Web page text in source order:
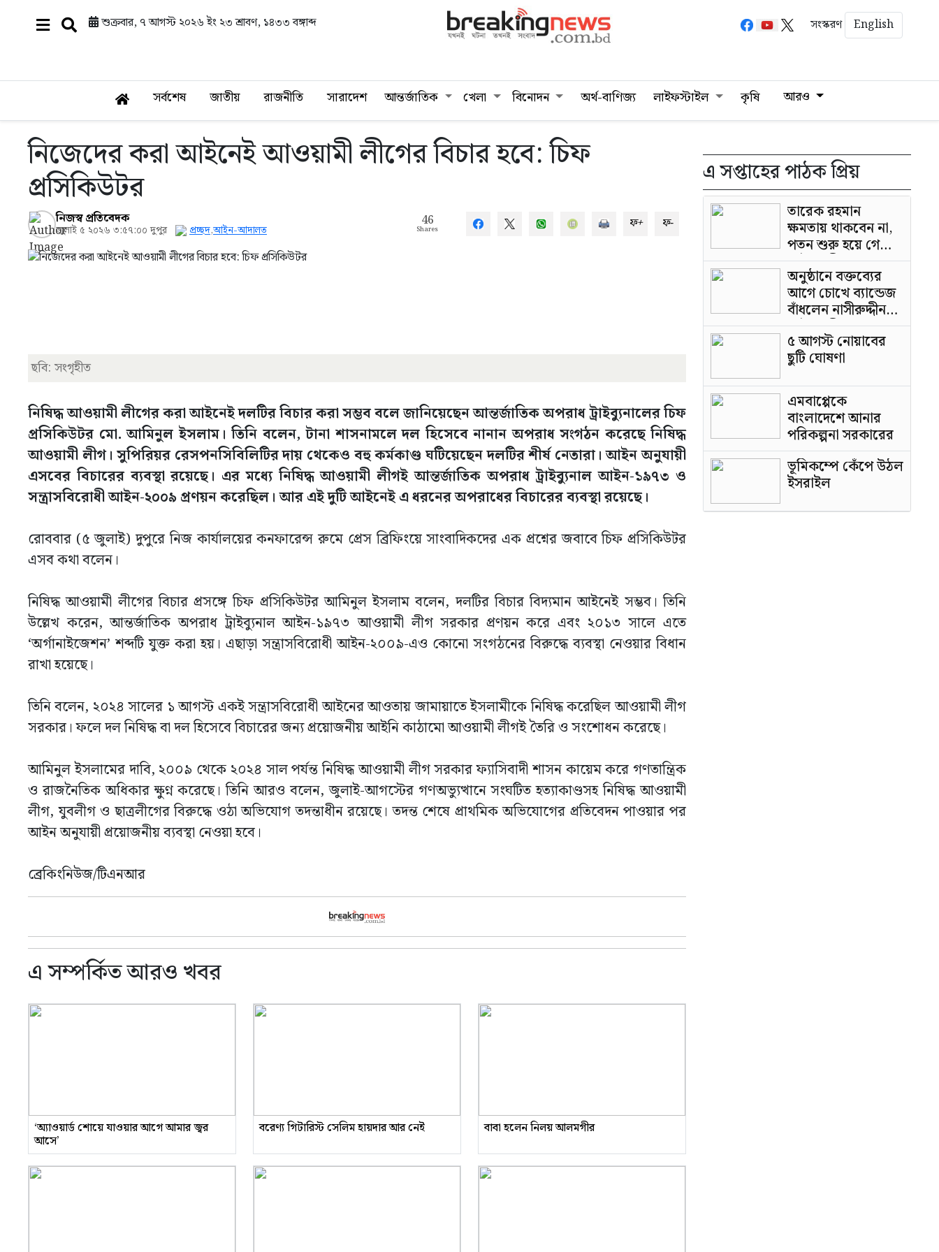
শুক্রবার, ৭ আগস্ট ২০২৬ ইং ২৩ শ্রাবণ, ১৪৩৩ বঙ্গাব্দ সংস্করণ English
সর্বশেষ জাতীয় রাজনীতি সারাদেশ আন্তর্জাতিক খেলা বিনোদন অর্থ-বাণিজ্য লাইফস্টাইল কৃষি আরও
নিজেদের করা আইনেই আওয়ামী লীগের বিচার হবে: চিফ
প্রসিকিউটর
নিজস্ব প্রতিবেদক
জুলাই ৫ ২০২৬ ৩:৫৭:০০ দুপুর প্রচ্ছদ,আইন-আদালত
46
Shares ফ+ ফ-
ছবি: সংগৃহীত
নিষিদ্ধ আওয়ামী লীগের করা আইনেই দলটির বিচার করা সম্ভব বলে জানিয়েছেন আন্তর্জাতিক অপরাধ ট্রাইব্যুনালের চিফ
প্রসিকিউটর মো. আমিনুল ইসলাম। তিনি বলেন, টানা শাসনামলে দল হিসেবে নানান অপরাধ সংগঠন করেছে নিষিদ্ধ
আওয়ামী লীগ। সুপিরিয়র রেসপনসিবিলিটির দায় থেকেও বহু কর্মকাণ্ড ঘটিয়েছেন দলটির শীর্ষ নেতারা। আইন অনুযায়ী
এসবের বিচারের ব্যবস্থা রয়েছে। এর মধ্যে নিষিদ্ধ আওয়ামী লীগই আন্তর্জাতিক অপরাধ ট্রাইব্যুনাল আইন-১৯৭৩ ও
সন্ত্রাসবিরোধী আইন-২০০৯ প্রণয়ন করেছিল। আর এই দুটি আইনেই এ ধরনের অপরাধের বিচারের ব্যবস্থা রয়েছে।
রোববার (৫ জুলাই) দুপুরে নিজ কার্যালয়ের কনফারেন্স রুমে প্রেস ব্রিফিংয়ে সাংবাদিকদের এক প্রশ্নের জবাবে চিফ প্রসিকিউটর
এসব কথা বলেন।
নিষিদ্ধ আওয়ামী লীগের বিচার প্রসঙ্গে চিফ প্রসিকিউটর আমিনুল ইসলাম বলেন, দলটির বিচার বিদ্যমান আইনেই সম্ভব। তিনি
উল্লেখ করেন, আন্তর্জাতিক অপরাধ ট্রাইব্যুনাল আইন-১৯৭৩ আওয়ামী লীগ সরকার প্রণয়ন করে এবং ২০১৩ সালে এতে
‘অর্গানাইজেশন’ শব্দটি যুক্ত করা হয়। এছাড়া সন্ত্রাসবিরোধী আইন-২০০৯-এও কোনো সংগঠনের বিরুদ্ধে ব্যবস্থা নেওয়ার বিধান
রাখা হয়েছে।
তিনি বলেন, ২০২৪ সালের ১ আগস্ট একই সন্ত্রাসবিরোধী আইনের আওতায় জামায়াতে ইসলামীকে নিষিদ্ধ করেছিল আওয়ামী লীগ
সরকার। ফলে দল নিষিদ্ধ বা দল হিসেবে বিচারের জন্য প্রয়োজনীয় আইনি কাঠামো আওয়ামী লীগই তৈরি ও সংশোধন করেছে।
আমিনুল ইসলামের দাবি, ২০০৯ থেকে ২০২৪ সাল পর্যন্ত নিষিদ্ধ আওয়ামী লীগ সরকার ফ্যাসিবাদী শাসন কায়েম করে গণতান্ত্রিক
ও রাজনৈতিক অধিকার ক্ষুণ্ন করেছে। তিনি আরও বলেন, জুলাই-আগস্টের গণঅভ্যুত্থানে সংঘটিত হত্যাকাণ্ডসহ নিষিদ্ধ আওয়ামী
লীগ, যুবলীগ ও ছাত্রলীগের বিরুদ্ধে ওঠা অভিযোগ তদন্তাধীন রয়েছে। তদন্ত শেষে প্রাথমিক অভিযোগের প্রতিবেদন পাওয়ার পর
আইন অনুযায়ী প্রয়োজনীয় ব্যবস্থা নেওয়া হবে।
ব্রেকিংনিউজ/টিএনআর
এ সম্পর্কিত আরও খবর
‘অ্যাওয়ার্ড শোয়ে যাওয়ার আগে আমার জ্বর
আসে’
বরেণ্য গিটারিস্ট সেলিম হায়দার আর নেই বাবা হলেন নিলয় আলমগীর
এ সপ্তাহের পাঠক প্রিয়
তারেক রহমান
ক্ষমতায় থাকবেন না,
পতন শুরু হয়ে গেছে:
পাটওয়ারী
অনুষ্ঠানে বক্তব্যের
আগে চোখে ব্যান্ডেজ
বাঁধলেন নাসীরুদ্দীন
পাটওয়ারী
৫ আগস্ট নোয়াবের
ছুটি ঘোষণা
এমবাপ্পেকে
বাংলাদেশে আনার
পরিকল্পনা সরকারের
ভূমিকম্পে কেঁপে উঠল
ইসরাইল